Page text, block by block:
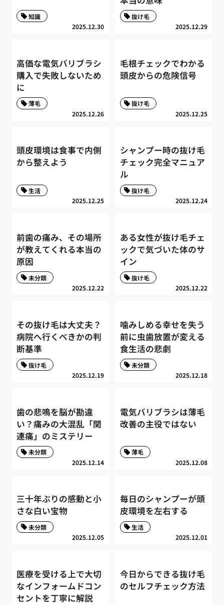
2025.12.30
知識
2025.12.29
抜け毛
高価な電気バリブラシ
購入で失敗しないため
に
2025.12.26
薄毛
毛根チェックでわかる
頭皮からの危険信号
2025.12.25
抜け毛
頭皮環境は食事で内側
から整えよう
2025.12.25
生活
シャンプー時の抜け毛
チェック完全マニュア
ル
2025.12.24
抜け毛
前歯の痛み、その場所
が教えてくれる本当の
原因
2025.12.22
未分類
ある女性が抜け毛チェ
ックで気づいた体のサ
イン
2025.12.22
抜け毛
その抜け毛は大丈夫？
病院へ行くべきかの判
断基準
2025.12.19
抜け毛
噛みしめる幸せを失う
前に虫歯放置が変える
食生活の悲劇
2025.12.18
未分類
歯の悲鳴を脳が勘違
い？痛みの大混乱「関
連痛」のミステリー
2025.12.14
未分類
電気バリブラシは薄毛
改善の主役ではない
2025.12.08
薄毛
三十年ぶりの感動と小
さな白い宝物
2025.12.05
未分類
毎日のシャンプーが頭
皮環境を左右する
2025.12.01
生活
医療を受ける上で大切
なインフォームドコン
セントを丁寧に解説
今日からできる抜け毛
のセルフチェック方法